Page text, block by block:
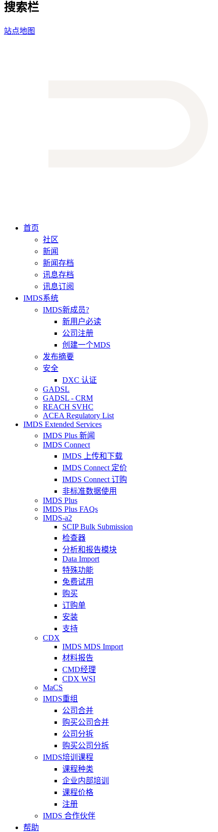
搜索栏
站点地图
首页
社区
新闻
新闻存档
讯息存档
讯息订阅
IMDS系统
IMDS新成员?
新用户必读
公司注册
创建一个MDS
发布摘要
安全
DXC 认证
GADSL
GADSL - CRM
REACH SVHC
ACEA Regulatory List
IMDS Extended Services
IMDS Plus 新闻
IMDS Connect
IMDS 上传和下载
IMDS Connect 定价
IMDS Connect 订购
非标准数据使用
IMDS Plus
IMDS Plus FAQs
IMDS-a2
SCIP Bulk Submission
检查器
分析和报告模块
Data Import
特殊功能
免费试用
购买
订购单
安装
支持
CDX
IMDS MDS Import
材料报告
CMD经理
CDX WSI
MaCS
IMDS重组
公司合并
购买公司合并
公司分拆
购买公司分拆
IMDS培训课程
课程种类
企业内部培训
课程价格
注册
IMDS 合作伙伴
帮助